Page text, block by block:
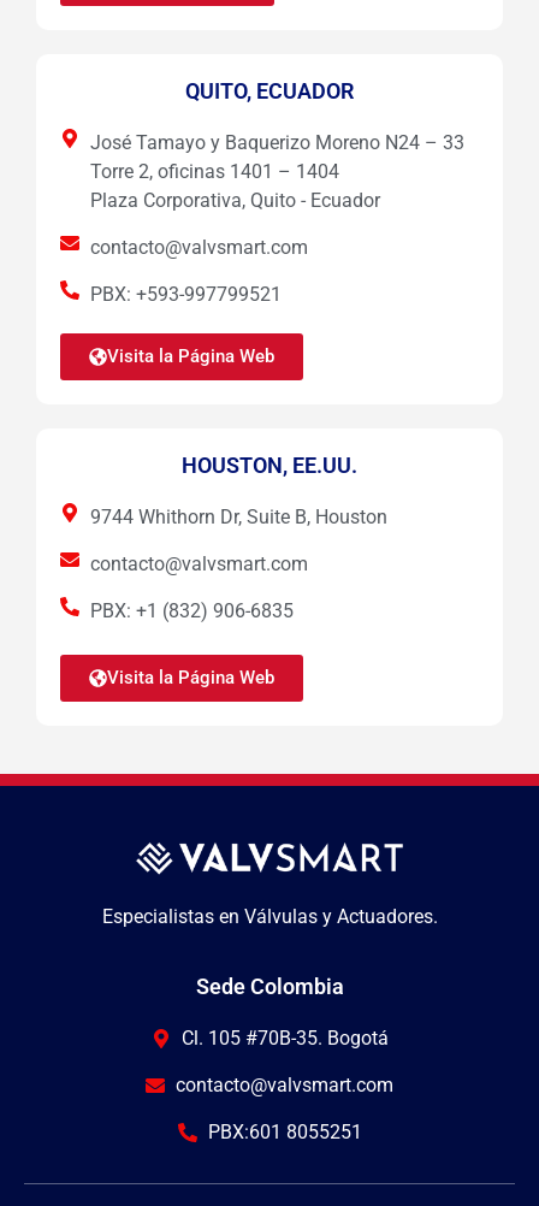
QUITO, ECUADOR
José Tamayo y Baquerizo Moreno N24 – 33
Torre 2, oficinas 1401 – 1404
Plaza Corporativa, Quito - Ecuador
contacto@valvsmart.com
PBX: +593-997799521
Visita la Página Web
HOUSTON, EE.UU.
9744 Whithorn Dr, Suite B, Houston
contacto@valvsmart.com
PBX: +1 (832) 906-6835
Visita la Página Web
Especialistas en Válvulas y Actuadores.
Sede Colombia
Cl. 105 #70B-35. Bogotá
contacto@valvsmart.com
PBX:601 8055251